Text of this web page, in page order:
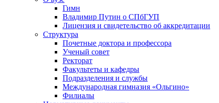
Гимн
Владимир Путин о СПбГУП
Лицензия и свидетельство об аккредитации
Структура
Почетные доктора и профессора
Ученый совет
Ректорат
Факультеты и кафедры
Подразделения и службы
Международная гимназия «Ольгино»
Филиалы